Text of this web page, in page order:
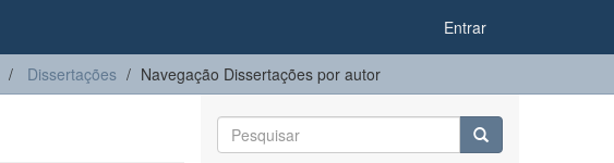
Entrar
Dissertações Navegação Dissertações por autor